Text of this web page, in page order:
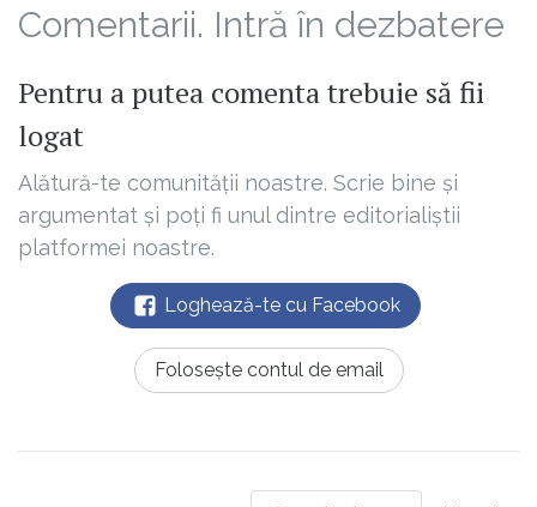
Comentarii. Intră în dezbatere
Pentru a putea comenta trebuie să fii
logat
Alătură-te comunității noastre. Scrie bine și
argumentat și poți fi unul dintre editorialiștii
platformei noastre.
Loghează-te cu Facebook
Folosește contul de email